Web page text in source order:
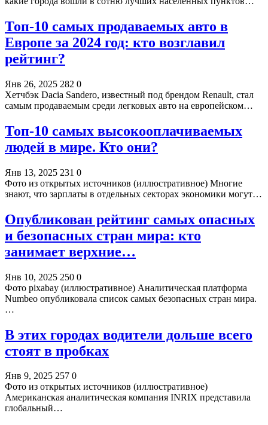
Топ-10 самых продаваемых авто в
Европе за 2024 год: кто возглавил
рейтинг?
Янв 26, 2025 282 0
Хетчбэк Dacia Sandero, известный под брендом Renault, стал
самым продаваемым среди легковых авто на европейском…
Топ-10 самых высокооплачиваемых
людей в мире. Кто они?
Янв 13, 2025 231 0
Фото из открытых источников (иллюстративное) Многие
знают, что зарплаты в отдельных секторах экономики могут…
Опубликован рейтинг самых опасных
и безопасных стран мира: кто
занимает верхние…
Янв 10, 2025 250 0
Фото pixabay (иллюстративное) Аналитическая платформа
Numbeo опубликовала список самых безопасных стран мира.
…
В этих городах водители дольше всего
стоят в пробках
Янв 9, 2025 257 0
Фото из открытых источников (иллюстративное)
Американская аналитическая компания INRIX представила
глобальный…